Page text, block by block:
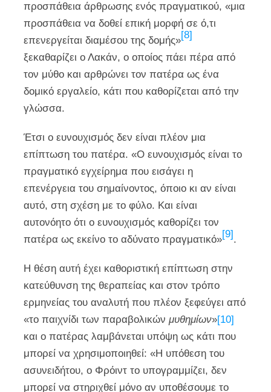
προσπάθεια άρθρωσης ενός πραγματικού, «μια
προσπάθεια να δοθεί επική μορφή σε ό,τι
επενεργείται διαμέσου της δομής»[8]
ξεκαθαρίζει ο Λακάν, ο οποίος πάει πέρα από
τον μύθο και αρθρώνει τον πατέρα ως ένα
δομικό εργαλείο, κάτι που καθορίζεται από την
γλώσσα.
Έτσι ο ευνουχισμός δεν είναι πλέον μια
επίπτωση του πατέρα. «Ο ευνουχισμός είναι το
πραγματικό εγχείρημα που εισάγει η
επενέργεια του σημαίνοντος, όποιο κι αν είναι
αυτό, στη σχέση με το φύλο. Και είναι
αυτονόητο ότι ο ευνουχισμός καθορίζει τον
πατέρα ως εκείνο το αδύνατο πραγματικό»[9].
Η θέση αυτή έχει καθοριστική επίπτωση στην
κατεύθυνση της θεραπείας και στον τρόπο
ερμηνείας του αναλυτή που πλέον ξεφεύγει από
«το παιχνίδι των παραβολικώνμυθημίων»[10]
και ο πατέρας λαμβάνεται υπόψη ως κάτι που
μπορεί να χρησιμοποιηθεί: «Η υπόθεση του
ασυνειδήτου, ο Φρόιντ το υπογραμμίζει, δεν
μπορεί να στηριχθεί μόνο αν υποθέσουμε το